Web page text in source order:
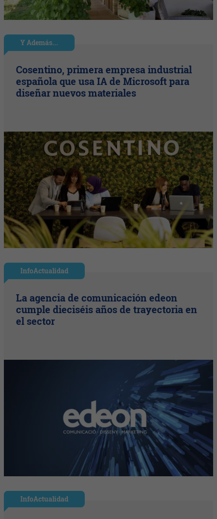
Y Además...
Cosentino, primera empresa industrial
española que usa IA de Microsoft para
diseñar nuevos materiales
InfoActualidad
La agencia de comunicación edeon
cumple dieciséis años de trayectoria en
el sector
InfoActualidad